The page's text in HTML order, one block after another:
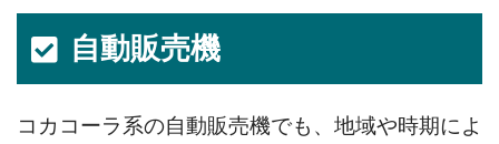
自動販売機
コカコーラ系の自動販売機でも、地域や時期によ